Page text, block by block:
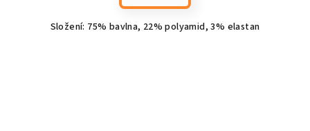
Složení: 75% bavlna, 22% polyamid, 3% elastan